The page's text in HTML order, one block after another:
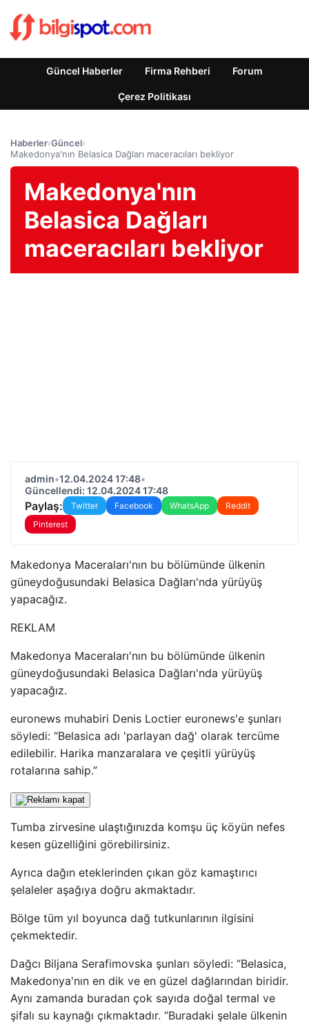
Güncel Haberler Firma Rehberi Forum
Çerez Politikası
Haberler›Güncel›
Makedonya'nın Belasica Dağları maceracıları bekliyor
Makedonya'nın
Belasica Dağları
maceracıları bekliyor
admin•12.04.2024 17:48•
Güncellendi: 12.04.2024 17:48
Paylaş: Twitter Facebook WhatsApp
Reddit
Pinterest
Makedonya Maceraları'nın bu bölümünde ülkenin
güneydoğusundaki Belasica Dağları'nda yürüyüş
yapacağız.
REKLAM
Makedonya Maceraları'nın bu bölümünde ülkenin
güneydoğusundaki Belasica Dağları'nda yürüyüş
yapacağız.
euronews muhabiri Denis Loctier euronews'e şunları
söyledi: “Belasica adı 'parlayan dağ' olarak tercüme
edilebilir. Harika manzaralara ve çeşitli yürüyüş
rotalarına sahip.”
Tumba zirvesine ulaştığınızda komşu üç köyün nefes
kesen güzelliğini görebilirsiniz.
Ayrıca dağın eteklerinden çıkan göz kamaştırıcı
şelaleler aşağıya doğru akmaktadır.
Bölge tüm yıl boyunca dağ tutkunlarının ilgisini
çekmektedir.
Dağcı Biljana Serafimovska şunları söyledi: “Belasica,
Makedonya'nın en dik ve en güzel dağlarından biridir.
Aynı zamanda buradan çok sayıda doğal termal ve
şifalı su kaynağı çıkmaktadır. “Buradaki şelale ülkenin